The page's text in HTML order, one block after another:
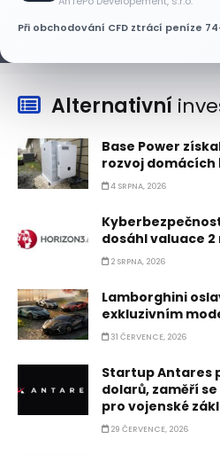
Při obchodování CFD ztrácí peníze
Alternativní
Base Power
rozvoj
4 SRPNA, 2026
dosáhl valuace
2 SRPNA, 2026
Lamborghini
exkluzivním
31 ČERVENCE, 2026
Startup Antares
dolarů, zaměří
pro vojenské
29 ČERVENCE, 2026